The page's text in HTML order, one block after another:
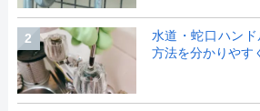
2
水道・蛇口ハン
方法を分かりやす